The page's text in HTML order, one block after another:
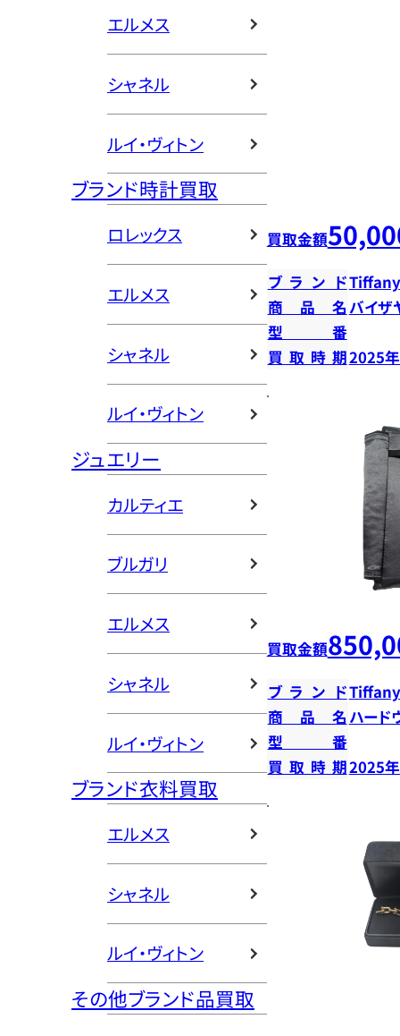
エルメス
シャネル
ルイ・ヴィトン
ブランド時計買取
ロレックス
エルメス
シャネル
ルイ・ヴィトン
ジュエリー
カルティエ
ブルガリ
エルメス
シャネル
ルイ・ヴィトン
ブランド衣料買取
エルメス
シャネル
ルイ・ヴィトン
その他ブランド品買取
買取金額
ブランド
商品名バイザ
型番
買取時期2025
買取金額
ブランド
商品名 ハード
型番
買取時期2025